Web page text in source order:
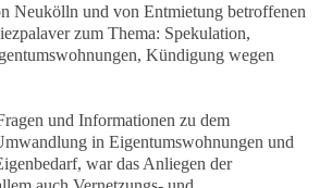
Neukölln und von Entmietung betroffenen
zum Thema: Spekulation,
Kündigung wegen
und Informationen zu dem
in Eigentumswohnungen und
war das Anliegen der